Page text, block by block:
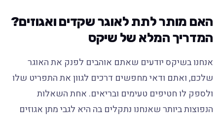
האם מותר לתת לאוגר שקדים ואגוזים?
המדריך המלא של שיקס
אנחנו בשיקס יודעים שאתם אוהבים לפנק את האוגר
שלכם, ואתם ודאי מחפשים דרכים לגוון את התפריט שלו
ולספק לו חטיפים טעימים ובריאים. אחת השאלות
הנפוצות ביותר שאנחנו נתקלים בה היא לגבי מתן אגוזים